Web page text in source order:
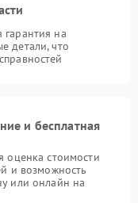
гарантия на
детали, что
и бесплатная
оценка стоимости
и возможность
или онлайн на